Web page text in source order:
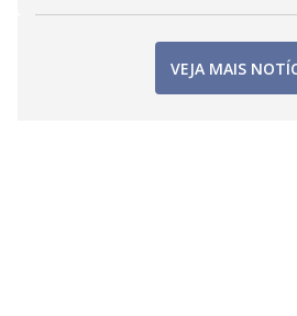
VEJA MAIS